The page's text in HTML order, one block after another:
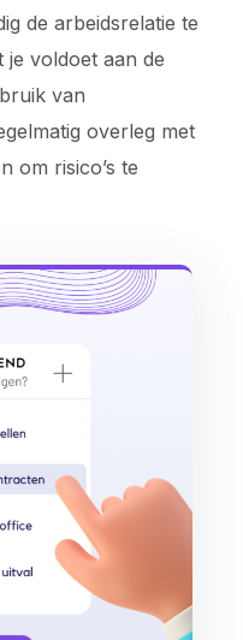
de arbeidsrelatie te
voldoet aan de
van
overleg met
om risico’s te